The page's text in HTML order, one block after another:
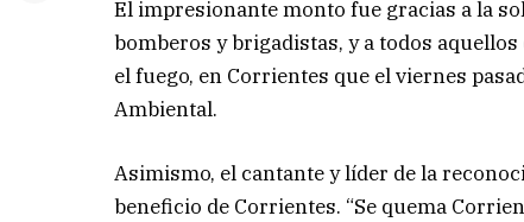
El impresionante monto fue gracias a la
bomberos y brigadistas, y a todos
el fuego, en Corrientes que el viernes
Ambiental.
Asimismo, el cantante y líder de la
beneficio de Corrientes. “Se quema